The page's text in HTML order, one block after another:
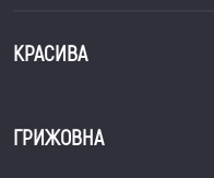
КРАСИВА
ГРИЖОВНА